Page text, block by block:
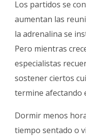
Los partidos se
aumentan las
la adrenalina se
Pero mientras
especialistas
sostener ciertos
termine afectando
Dormir menos
tiempo sentado o